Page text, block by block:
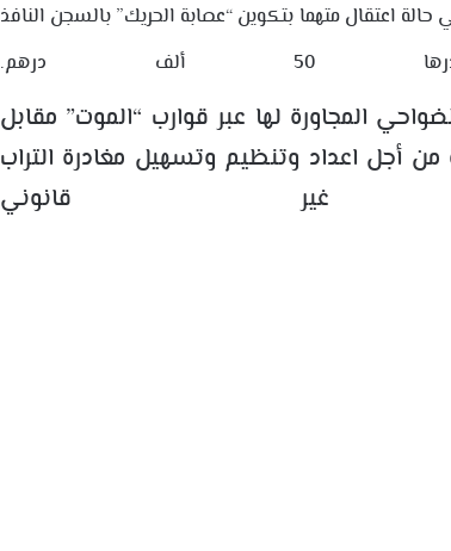
حالة اعتقال متهما بتكوين “عصابة الحريك” بالسجن النافذ
درهم.
المجاورة لها عبر قوارب “الموت” مقابل
أجل اعداد وتنظيم وتسهيل مغادرة التراب
غير قانوني